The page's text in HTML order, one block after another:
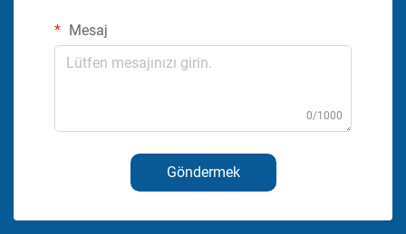
Mesaj
0/1000
Göndermek